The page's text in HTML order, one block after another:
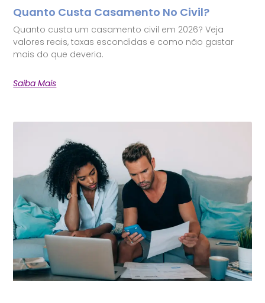
Quanto Custa Casamento No Civil?
Quanto custa um casamento civil em 2026? Veja
valores reais, taxas escondidas e como não gastar
mais do que deveria.
Saiba Mais